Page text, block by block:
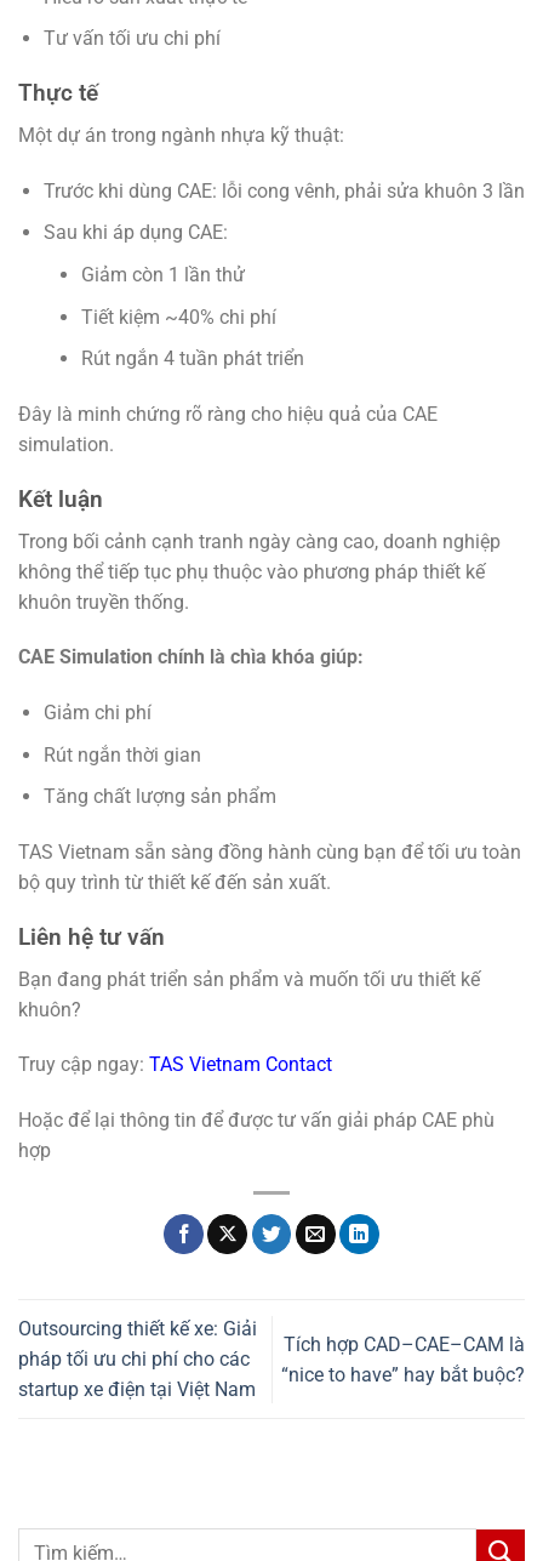
Tư vấn tối ưu chi phí
Thực tế
Một dự án trong ngành nhựa kỹ thuật:
Trước khi dùng CAE: lỗi cong vênh, phải sửa khuôn 3 lần
Sau khi áp dụng CAE:
Giảm còn 1 lần thử
Tiết kiệm ~40% chi phí
Rút ngắn 4 tuần phát triển
Đây là minh chứng rõ ràng cho hiệu quả của CAE
simulation.
Kết luận
Trong bối cảnh cạnh tranh ngày càng cao, doanh nghiệp
không thể tiếp tục phụ thuộc vào phương pháp thiết kế
khuôn truyền thống.
CAE Simulation chính là chìa khóa giúp:
Giảm chi phí
Rút ngắn thời gian
Tăng chất lượng sản phẩm
TAS Vietnam sẵn sàng đồng hành cùng bạn để tối ưu toàn
bộ quy trình từ thiết kế đến sản xuất.
Liên hệ tư vấn
Bạn đang phát triển sản phẩm và muốn tối ưu thiết kế
khuôn?
Truy cập ngay: TAS Vietnam Contact
Hoặc để lại thông tin để được tư vấn giải pháp CAE phù
hợp
Outsourcing thiết kế xe: Giải
pháp tối ưu chi phí cho các
startup xe điện tại Việt Nam
Tích hợp CAD–CAE–CAM là
“nice to have” hay bắt buộc?